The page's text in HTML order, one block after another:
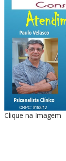
Clique na Imagem